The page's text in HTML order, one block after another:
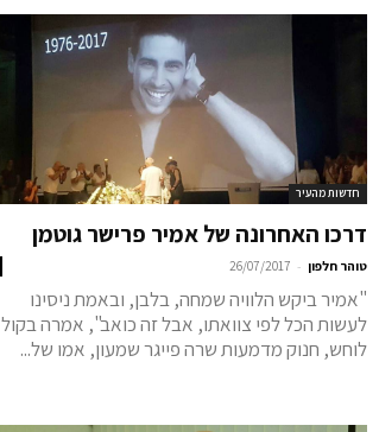
חדשות מהעיר
דרכו האחרונה של אמיר פרישר גוטמן
טוהר חלפון -
26/07/2017
"אמיר ביקש הלוויה שמחה, בלבן, ובאמת ניסינו
לעשות הכל לפי צוואתו, אבל זה כואב", אמרה בקול
לוחש, חנוק מדמעות שרה פייגר שמעון, אמו של...